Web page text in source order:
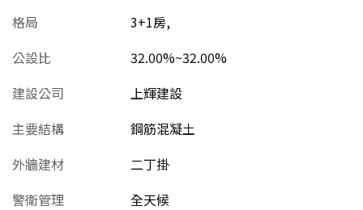
格局
3+1房,
公設比
32.00%~32.00%
建設公司
上輝建設
主要結構
鋼筋混凝土
外牆建材
二丁掛
警衛管理
全天候